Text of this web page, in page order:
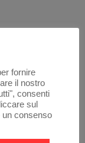
trattativa
fino alla
fornire
il nostro
consenti
sul
un consenso